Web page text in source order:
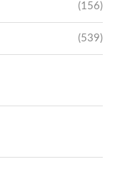
(156)
(539)